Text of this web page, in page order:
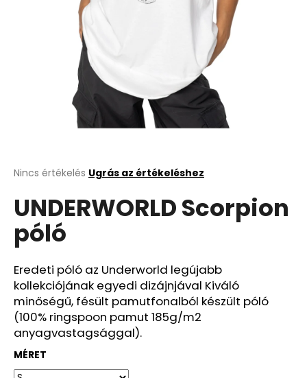
A
átlagos
értékelése
ből
0,0
csillag.
Nincs értékelés Ugrás az értékeléshez
UNDERWORLD Scorpion
póló
Eredeti póló az Underworld legújabb
kollekciójának egyedi dizájnjával Kiváló
minőségű, fésült pamutfonalból készült póló
(100% ringspoon pamut 185g/m2
anyagvastagsággal).
MÉRET